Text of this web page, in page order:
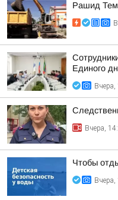
Рашид
Единого
Вчера,
Чтобы
Вчера,